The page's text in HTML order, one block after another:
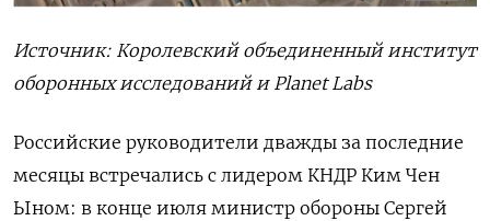
Источник: Королевский объединенный институт
оборонных исследований и Planet Labs
Российские руководители дважды за последние
месяцы встречались с лидером КНДР Ким Чен
Ыном: в конце июля министр обороны Сергей